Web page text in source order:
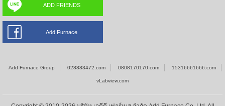
ADD FRIENDS
Add Furnace
Add Furnace Group 028883472.com 0808170170.com 15316661666.com
vLabview.com